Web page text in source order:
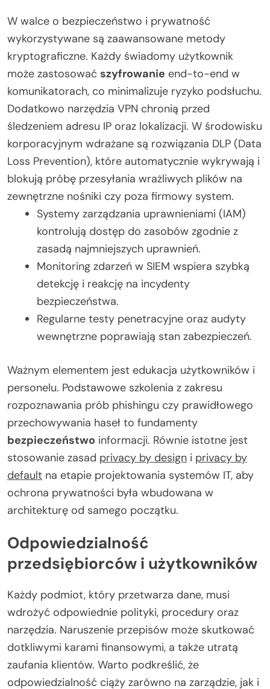
W walce o bezpieczeństwo i prywatność
wykorzystywane są zaawansowane metody
kryptograficzne. Każdy świadomy użytkownik
może zastosować szyfrowanie end-to-end w
komunikatorach, co minimalizuje ryzyko podsłuchu.
Dodatkowo narzędzia VPN chronią przed
śledzeniem adresu IP oraz lokalizacji. W środowisku
korporacyjnym wdrażane są rozwiązania DLP (Data
Loss Prevention), które automatycznie wykrywają i
blokują próbę przesyłania wrażliwych plików na
zewnętrzne nośniki czy poza firmowy system.
Systemy zarządzania uprawnieniami (IAM)
kontrolują dostęp do zasobów zgodnie z
zasadą najmniejszych uprawnień.
Monitoring zdarzeń w SIEM wspiera szybką
detekcję i reakcję na incydenty
bezpieczeństwa.
Regularne testy penetracyjne oraz audyty
wewnętrzne poprawiają stan zabezpieczeń.
Ważnym elementem jest edukacja użytkowników i
personelu. Podstawowe szkolenia z zakresu
rozpoznawania prób phishingu czy prawidłowego
przechowywania haseł to fundamenty
bezpieczeństwo informacji. Równie istotne jest
stosowanie zasad privacy by design i privacy by
default na etapie projektowania systemów IT, aby
ochrona prywatności była wbudowana w
architekturę od samego początku.
Odpowiedzialność
przedsiębiorców i użytkowników
Każdy podmiot, który przetwarza dane, musi
wdrożyć odpowiednie polityki, procedury oraz
narzędzia. Naruszenie przepisów może skutkować
dotkliwymi karami finansowymi, a także utratą
zaufania klientów. Warto podkreślić, że
odpowiedzialność ciąży zarówno na zarządzie, jak i